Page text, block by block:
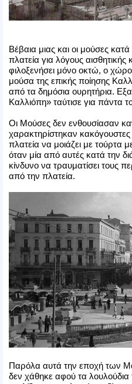
Βέβαια μιας και οι μούσες
πλατεία για λόγους
φιλοξενήσει μόνο οκτώ, ο
μούσα της επικής ποίησης
από τα δημόσια ουρητήρια.
Καλλιόπη» ταύτισε για πάντα
Οι Μούσες δεν ενθουσίασαν
χαρακτηρίστηκαν
πλατεία να μοιάζει με τούρτα
όταν μία από αυτές κατά την
κίνδυνο να τραυματίσει τους
από την πλατεία.
Παρόλα αυτά την εποχή των
δεν χάθηκε αφού τα